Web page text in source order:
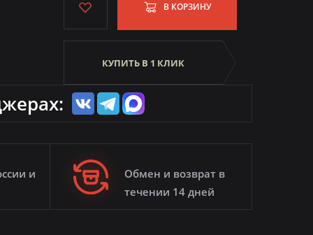
В КОРЗИНУ
КУПИТЬ В 1 КЛИК
и
Обмен и возврат в
течении 14 дней